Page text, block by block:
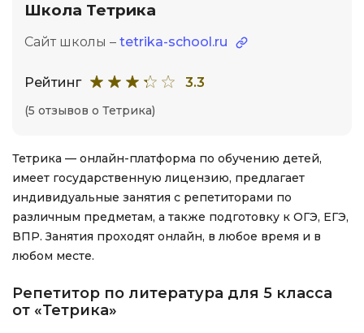
Школа Тетрика
Сайт школы – tetrika-school.ru
Рейтинг 3.3
(5 отзывов о Тетрика)
Тетрика — онлайн-платформа по обучению детей,
имеет государственную лицензию, предлагает
индивидуальные занятия с репетиторами по
различным предметам, а также подготовку к ОГЭ, ЕГЭ,
ВПР. Занятия проходят онлайн, в любое время и в
любом месте.
Репетитор по литература для 5 класса
от «Тетрика»